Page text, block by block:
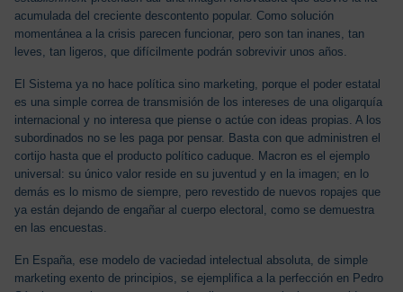
acumulada del creciente descontento popular. Como solución
momentánea a la crisis parecen funcionar, pero son tan inanes, tan
leves, tan ligeros, que difícilmente podrán sobrevivir unos años.
El Sistema ya no hace política sino marketing, porque el poder estatal
es una simple correa de transmisión de los intereses de una oligarquía
internacional y no interesa que piense o actúe con ideas propias. A los
subordinados no se les paga por pensar. Basta con que administren el
cortijo hasta que el producto político caduque. Macron es el ejemplo
universal: su único valor reside en su juventud y en la imagen; en lo
demás es lo mismo de siempre, pero revestido de nuevos ropajes que
ya están dejando de engañar al cuerpo electoral, como se demuestra
en las encuestas.
En España, ese modelo de vaciedad intelectual absoluta, de simple
marketing exento de principios, se ejemplifica a la perfección en Pedro